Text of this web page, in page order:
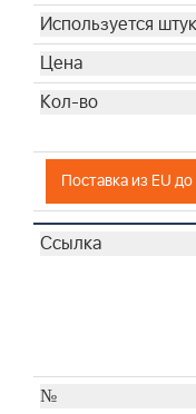
Поставка из EU